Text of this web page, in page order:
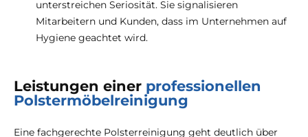
unterstreichen Seriosität. Sie signalisieren
Mitarbeitern und Kunden, dass im Unternehmen auf
Hygiene geachtet wird.
Leistungen einer professionellen
Polstermöbelreinigung
Eine fachgerechte Polsterreinigung geht deutlich über